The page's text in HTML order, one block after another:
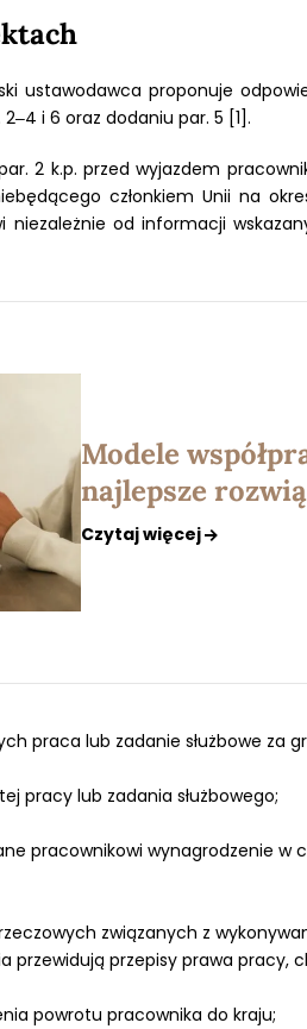
ustawodawca proponuje
i 6 oraz dodaniu par. 5 [1].
2 k.p. przed wyjazdem
członkiem Unii na
niezależnie od informacji
Modele
najlepsze
Czytaj więcej
praca lub zadanie służbowe za
pracy lub zadania służbowego;
pracownikowi wynagrodzenie w
związanych z
przewidują przepisy prawa pracy,
powrotu pracownika do kraju;